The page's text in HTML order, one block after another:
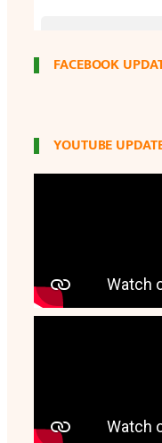
FACEBOOK
YOUTUBE